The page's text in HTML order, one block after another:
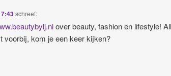
schreef:
over beauty, fashion en lifestyle!
voorbij, kom je een keer kijken?